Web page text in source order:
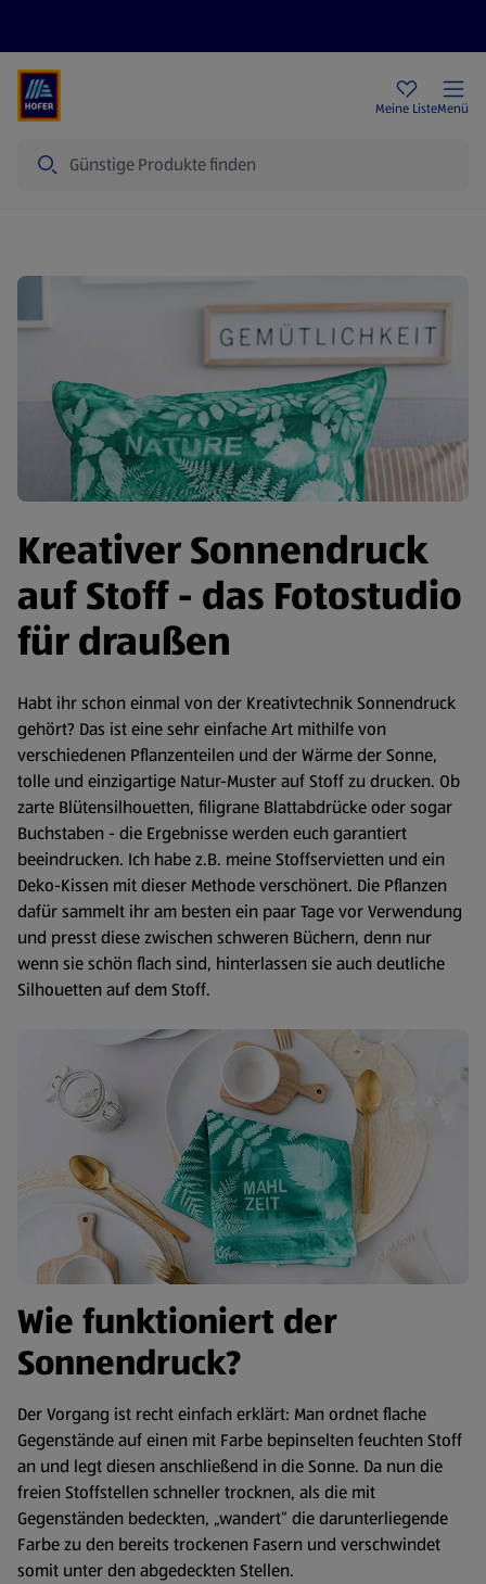
Meine ListeMenü
Kreativer Sonnendruck
auf Stoff - das Fotostudio
für draußen
Habt ihr schon einmal von der Kreativtechnik Sonnendruck
gehört? Das ist eine sehr einfache Art mithilfe von
verschiedenen Pflanzenteilen und der Wärme der Sonne,
tolle und einzigartige Natur-Muster auf Stoff zu drucken. Ob
zarte Blütensilhouetten, filigrane Blattabdrücke oder sogar
Buchstaben - die Ergebnisse werden euch garantiert
beeindrucken. Ich habe z.B. meine Stoffservietten und ein
Deko-Kissen mit dieser Methode verschönert. Die Pflanzen
dafür sammelt ihr am besten ein paar Tage vor Verwendung
und presst diese zwischen schweren Büchern, denn nur
wenn sie schön flach sind, hinterlassen sie auch deutliche
Silhouetten auf dem Stoff.
Wie funktioniert der
Sonnendruck?
Der Vorgang ist recht einfach erklärt: Man ordnet flache
Gegenstände auf einen mit Farbe bepinselten feuchten Stoff
an und legt diesen anschließend in die Sonne. Da nun die
freien Stoffstellen schneller trocknen, als die mit
Gegenständen bedeckten, „wandert“ die darunterliegende
Farbe zu den bereits trockenen Fasern und verschwindet
somit unter den abgedeckten Stellen.